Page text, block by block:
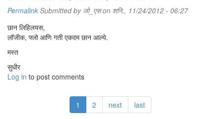
Permalink Submitted by जो_एसon शनि., 11/24/2012 - 06:27
छान लिहिलयस,
लॉजीक, फ्लो आणि गती एकदम छान आल्ये.
मस्त
सुधीर
Log in to post comments
1 2 next last